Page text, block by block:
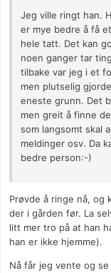
Jeg ville ringt han.
er mye bedre å få
hele tatt. Det kan
noen ganger tar
tilbake var jeg i et
men plutselig
eneste grunn. Det
men greit å finne
som langsomt skal
meldinger osv. Da
bedre person:-)
Prøvde å ringe nå, og
der i gården før. La
litt mer tro på at han
han er ikke hjemme).
Nå får jeg vente og